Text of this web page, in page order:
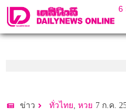
6
ข่าว ทั่วไทย, หวย 7 ก.ค.